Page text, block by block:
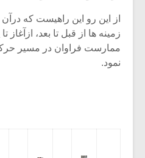
از این رو این راهیست که
زمینه ها از قبل تا بعد، ازآغاز
ممارست فراوان در مسیر
نمود.